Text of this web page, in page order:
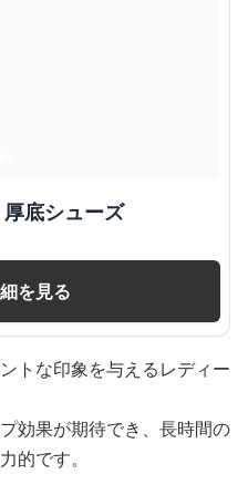
底シューズ
を見る
トな印象を与えるレディー
効果が期待でき、長時間の
的です。